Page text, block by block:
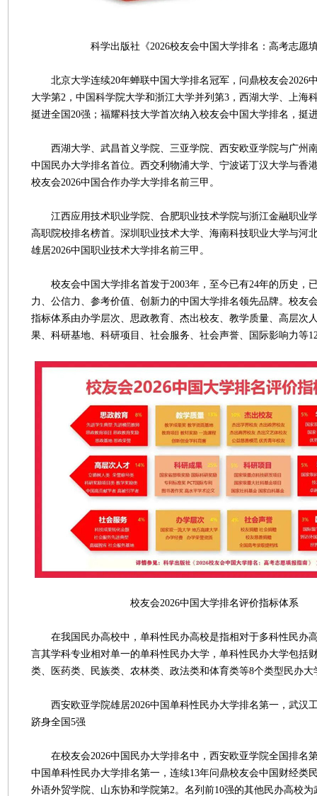
科学出版社《2026校友会中国大学排名：高考志愿填
北京大学连续20年蝉联中国大学排名冠军，问鼎校友会2026
大学第2，中国科学院大学和浙江大学并列第3，西湖大学、上海
挺进全国20强；福耀科技大学首次纳入校友会中国大学排名，挺
西湖大学、武昌首义学院、三亚学院、西安欧亚学院与广州南
中国民办大学排名首位。西交利物浦大学、宁波诺丁汉大学与香
校友会2026中国合作办学大学排名前三甲。
江西应用技术职业学院、合肥职业技术学院与浙江金融职业学
高职院校排名榜首。深圳职业技术大学、海南科技职业大学与河
雄居2026中国职业技术大学排名前三甲。
校友会中国大学排名首发于2003年，至今已有24年的历史，
力、公信力、参考价值、创新力的中国大学排名领先品牌。校友
指标体系由办学层次、思政教育、杰出校友、教学质量、高层次
果、科研基地、科研项目、社会服务、社会声誉、国际影响力等
校友会2026中国大学排名评价指标体系
在我国民办高校中，单科性民办高校是指相对于多科性民办
言其学科专业相对单一的单科性民办大学，单科性民办大学包括
类、医药类、民族类、农林类、政法类和体育类等8个类型民办大
西安欧亚学院雄居2026中国单科性民办大学排名第一，武汉
跻身全国5强
在校友会2026中国民办大学排名中，西安欧亚学院全国排名
中国单科性民办大学排名第一，连续13年问鼎校友会中国财经类
外语外贸学院、山东协和学院第2。名列前10强的其他民办高校